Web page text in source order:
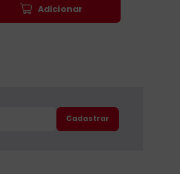
Adicionar
Cadastrar